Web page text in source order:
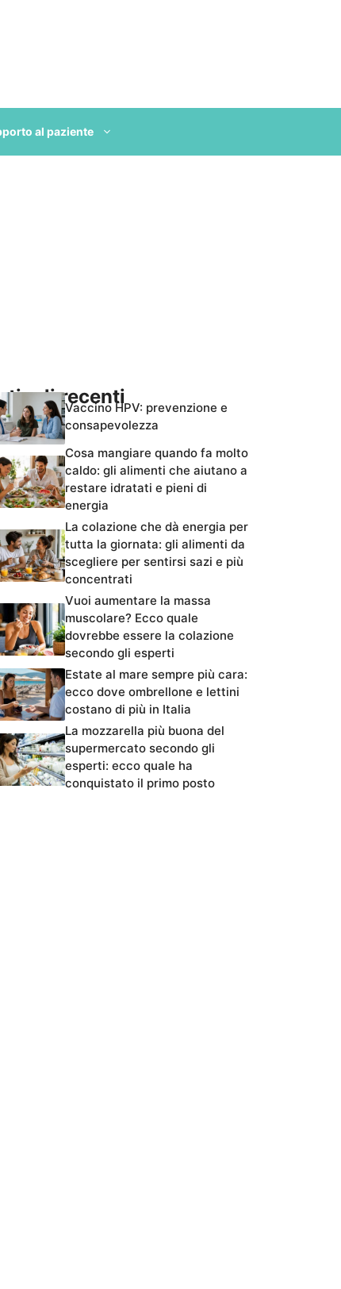
al paziente
recenti
Vaccino HPV: prevenzione e
consapevolezza
Cosa mangiare quando fa molto
caldo: gli alimenti che aiutano a
restare idratati e pieni di
energia
La colazione che dà energia per
tutta la giornata: gli alimenti da
scegliere per sentirsi sazi e più
concentrati
Vuoi aumentare la massa
muscolare? Ecco quale
dovrebbe essere la colazione
secondo gli esperti
Estate al mare sempre più cara:
ecco dove ombrellone e lettini
costano di più in Italia
La mozzarella più buona del
supermercato secondo gli
esperti: ecco quale ha
conquistato il primo posto